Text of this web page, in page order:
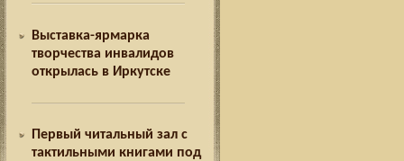
Выставка-ярмарка
творчества инвалидов
открылась в Иркутске
Первый читальный зал с
тактильными книгами под